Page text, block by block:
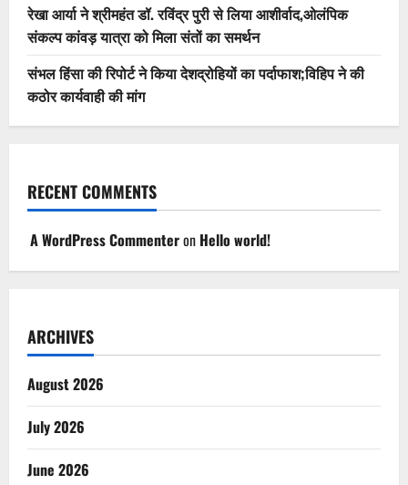
रेखा आर्या ने श्रीमहंत डॉ. रविंद्र पुरी से लिया आशीर्वाद,ओलंपिक
संकल्प कांवड़ यात्रा को मिला संतों का समर्थन
संभल हिंसा की रिपोर्ट ने किया देशद्रोहियों का पर्दाफाश;विहिप ने की
कठोर कार्यवाही की मांग
RECENT COMMENTS
A WordPress Commenteron Hello world!
ARCHIVES
August 2026
July 2026
June 2026